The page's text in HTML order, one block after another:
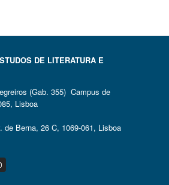
DE LITERATURA E
(Gab. 355) Campus de
Lisboa
de Berna, 26 C, 1069-061, Lisboa